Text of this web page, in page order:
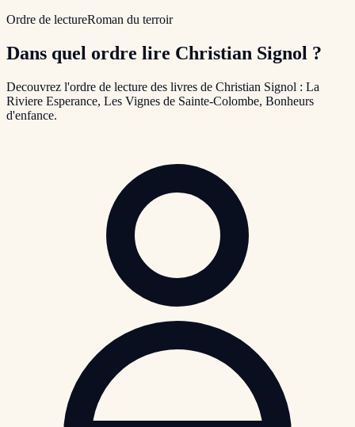
Ordre de lectureRoman du terroir
Dans quel ordre lire Christian Signol ?
Decouvrez l'ordre de lecture des livres de Christian Signol : La
Riviere Esperance, Les Vignes de Sainte-Colombe, Bonheurs
d'enfance.